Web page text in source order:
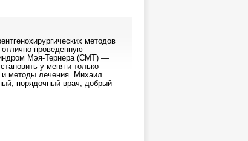
методов
проведенную
Мэя-Тернера (СМТ) —
у меня и только
и методы лечения. Михаил
порядочный врач, добрый